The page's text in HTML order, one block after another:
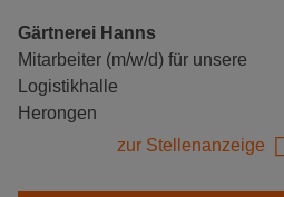
Gärtnerei Hanns
Mitarbeiter (m/w/d) für unsere
Logistikhalle
Herongen
zur Stellenanzeige